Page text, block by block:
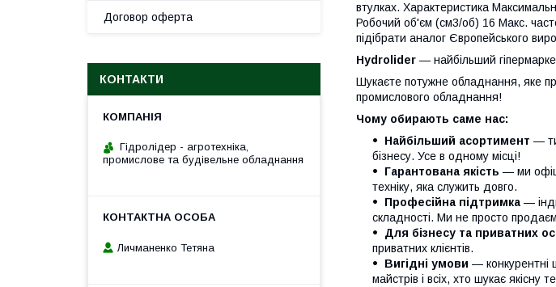
втулках. Характеристика
Робочий об'єм (см3/об) 16 Макс.
підібрати аналог Європейського
Hydrolider — найбільший
Шукаєте потужне обладнання, яке
промислового обладнання!
Чому обирають саме нас:
Найбільший асортимент —
бізнесу. Усе в одному місці!
Гарантована якість — ми
техніку, яка служить довго.
Професійна підтримка —
складності. Ми не просто
Для бізнесу та приватних
приватних клієнтів.
Вигідні умови — конкурентні
майстрів і всіх, хто шукає якісну
Договор оферта
КОНТАКТИ
Гідролідер - агротехніка,
промислове та будівельне обладнання
Личманенко Тетяна